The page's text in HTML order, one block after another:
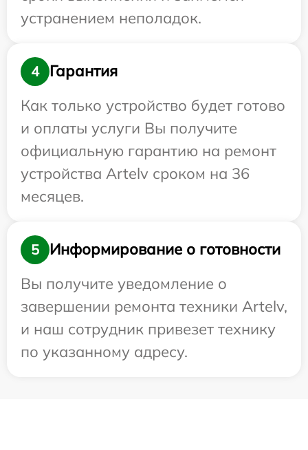
устранением неполадок.
4
Гарантия
Как только устройство будет готово
и оплаты услуги Вы получите
официальную гарантию на ремонт
устройства Artelv сроком на 36
месяцев.
5
Информирование о готовности
Вы получите уведомление о
завершении ремонта техники Artelv,
и наш сотрудник привезет технику
по указанному адресу.